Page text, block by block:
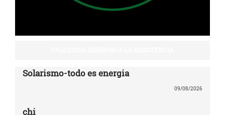
Solarismo-todo es energia
09/08/2026
chi